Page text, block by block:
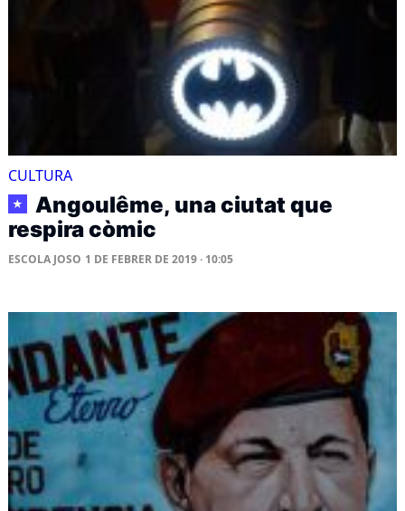
CULTURA
★
Angoulême, una ciutat que
respira còmic
ESCOLA JOSO 1 DE FEBRER DE 2019 · 10:05